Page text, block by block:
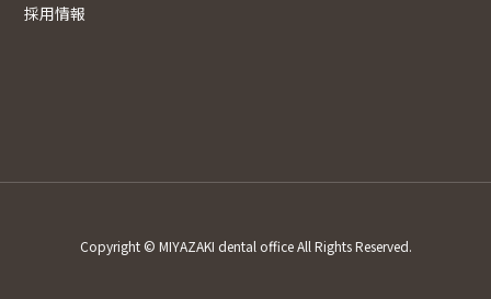
採用情報
Copyright © MIYAZAKI dental office All Rights Reserved.